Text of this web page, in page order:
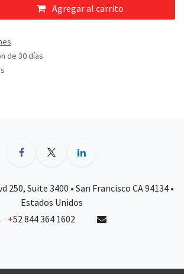
Agregar al carrito
de 30 días
250, Suite 3400 • San Francisco CA 94134 •
Estados Unidos
+52 844 364 1602